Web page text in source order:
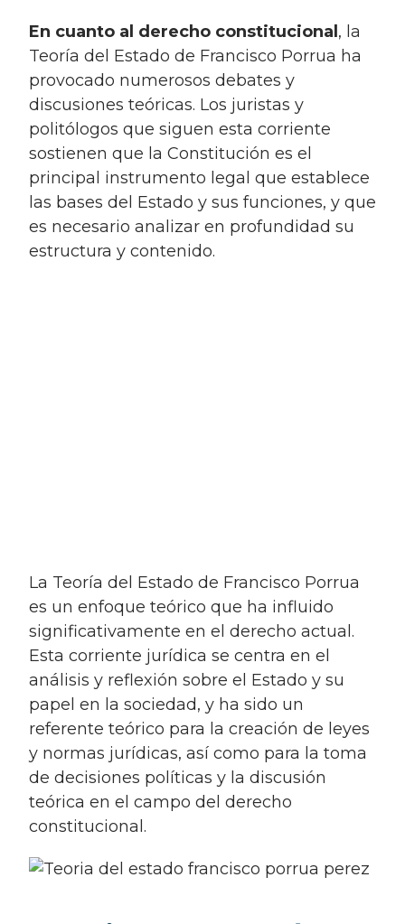
En cuanto al derecho constitucional , la
Teoría del Estado de Francisco Porrua ha
provocado numerosos debates y
discusiones teóricas. Los juristas y
politólogos que siguen esta corriente
sostienen que la Constitución es el
principal instrumento legal que establece
las bases del Estado y sus funciones, y que
es necesario analizar en profundidad su
estructura y contenido.
la Teoría del Estado de Francisco Porrua
es un enfoque teórico que ha influido
significativamente en el derecho actual.
Esta corriente jurídica se centra en el
análisis y reflexión sobre el Estado y su
papel en la sociedad, y ha sido un
referente teórico para la creación de leyes
y normas jurídicas, así como para la toma
de decisiones políticas y la discusión
teórica en el campo del derecho
constitucional.